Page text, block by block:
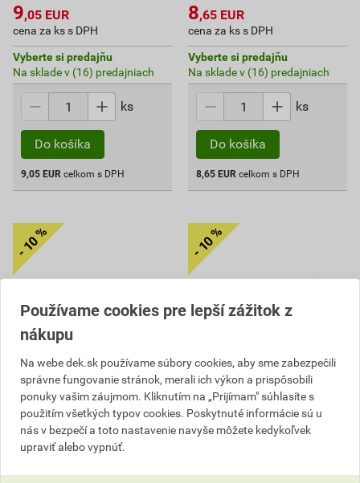
9,05 EUR
cena za ks s DPH
Vyberte si predajňu
Na sklade v (16) predajniach
ks
Do košíka
9,05 EUR celkom s DPH
8,65 EUR
cena za ks s DPH
Vyberte si predajňu
Na sklade v (16) predajniach
ks
Do košíka
8,65 EUR celkom s DPH
Píla na tehly Pilana 600
mm 74 zubov
20,20 EUR
18
cena za ks s DPH
Píla chvostová Pilana 450
mm
14,29 EUR
cena za ks s DPH
Používame cookies pre lepší zážitok z
nákupu
Na webe dek.sk používame súbory cookies, aby sme zabezpečili
správne fungovanie stránok, merali ich výkon a prispôsobili
ponuky vašim záujmom. Kliknutím na „Prijímam" súhlasíte s
použitím všetkých typov cookies. Poskytnuté informácie sú u
nás v bezpečí a toto nastavenie navyše môžete kedykoľvek
upraviť alebo vypnúť.